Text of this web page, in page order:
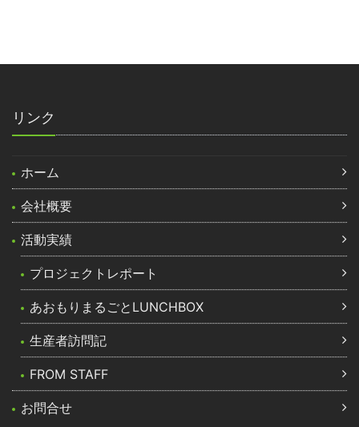
リンク
ホーム
会社概要
活動実績
プロジェクトレポート
あおもりまるごとLUNCHBOX
生産者訪問記
FROM STAFF
お問合せ